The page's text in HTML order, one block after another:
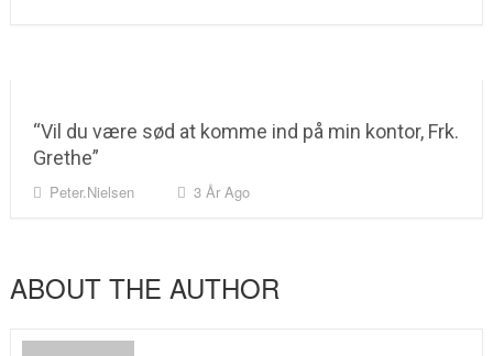
“Vil du være sød at komme ind på min kontor, Frk.
Grethe”
Peter.nielsen 3 År Ago
ABOUT THE AUTHOR